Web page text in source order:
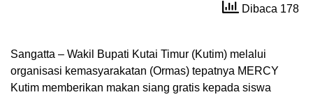
Dibaca 178
Sangatta – Wakil Bupati Kutai Timur (Kutim) melalui
organisasi kemasyarakatan (Ormas) tepatnya MERCY
Kutim memberikan makan siang gratis kepada siswa